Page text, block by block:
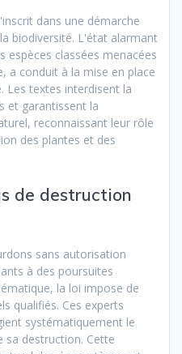
dans une démarche
biodiversité. L'état alarmant
espèces classées menacées
a conduit à la mise en place
Les textes interdisent la
et garantissent la
reconnaissant leur rôle
des plantes et des
de destruction
sans autorisation
à des poursuites
la loi impose de
qualifiés. Ces experts
systématiquement le
sa destruction. Cette